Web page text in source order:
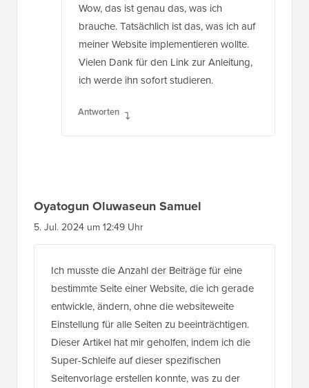
Wow, das ist genau das, was ich
brauche. Tatsächlich ist das, was ich auf
meiner Website implementieren wollte.
Vielen Dank für den Link zur Anleitung,
ich werde ihn sofort studieren.
Antworten
Oyatogun Oluwaseun Samuel
5. Jul. 2024 um 12:49 Uhr
Ich musste die Anzahl der Beiträge für eine
bestimmte Seite einer Website, die ich gerade
entwickle, ändern, ohne die websiteweite
Einstellung für alle Seiten zu beeinträchtigen.
Dieser Artikel hat mir geholfen, indem ich die
Super-Schleife auf dieser spezifischen
Seitenvorlage erstellen konnte, was zu der